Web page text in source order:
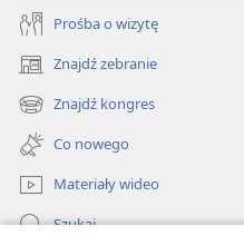
inne złe traktowanie jest
Czy to oznacza, że
osobami tej samej płci?
Według Biblii Bóg
związkiem jednego
Mateusza 19:4-6
Prośba o wizytę
Znajdź zebranie
(opens
new
window)
Znajdź kongres
(opens
new
window)
Co nowego
Materiały wideo
Szukaj